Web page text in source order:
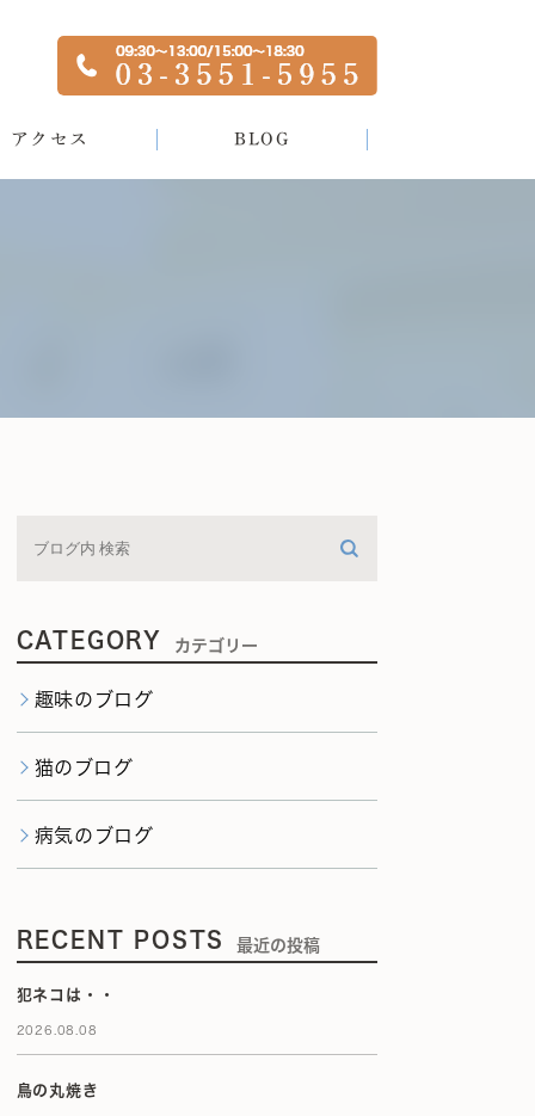
アクセス BLOG
CATEGORY カテゴリー
趣味のブログ
猫のブログ
病気のブログ
RECENT POSTS 最近の投稿
犯ネコは・・
2026.08.08
鳥の丸焼き